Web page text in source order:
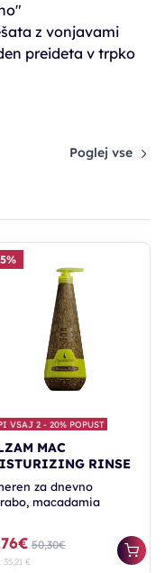
z vonjavami
preideta v trpko
Poglej vse
VSAJ 2 - 20% POPUST
MAC
RINSE
za dnevno
macadamia
50,30€
35,21 €